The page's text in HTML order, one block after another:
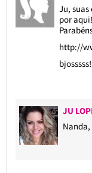
Ju, suas
por aqui!
http://
JU